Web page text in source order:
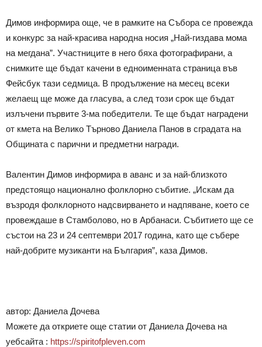
Димов информира още, че в рамките на Събора се провежда
и конкурс за най-красива народна носия „Най-гиздава мома
на мегдана”. Участниците в него бяха фотографирани, а
снимките ще бъдат качени в едноименната страница във
Фейсбук тази седмица. В продължение на месец всеки
желаещ ще може да гласува, а след този срок ще бъдат
излъчени първите 3-ма победители. Те ще бъдат наградени
от кмета на Велико Търново Даниела Панов в сградата на
Общината с парични и предметни награди.
Валентин Димов информира в аванс и за най-близкото
предстоящо национално фолклорно събитие. „Искам да
възродя фолклорното надсвирването и надпяване, което се
провеждаше в Стамболово, но в Арбанаси. Събитието ще се
състои на 23 и 24 септември 2017 година, като ще събере
най-добрите музиканти на България”, каза Димов.
автор: Даниела Дочева
Можете да откриете още статии от Даниела Дочева на
уебсайта : https://spiritofpleven.com